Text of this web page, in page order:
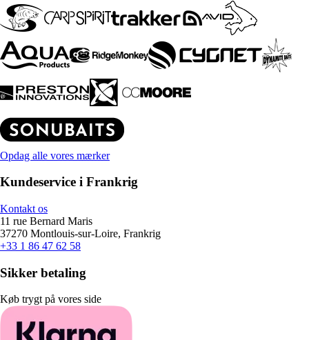
Opdag alle vores mærker
Kundeservice i Frankrig
Kontakt os
11 rue Bernard Maris
37270 Montlouis-sur-Loire, Frankrig
+33 1 86 47 62 58
Sikker betaling
Køb trygt på vores side